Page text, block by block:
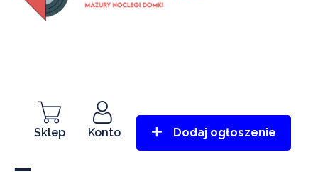
Sklep Konto Dodaj ogłoszenie